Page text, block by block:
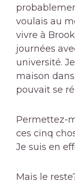
voulais au
vivre à
journées
université.
maison
pouvait se
Permettez-
ces cinq
Je suis en
Mais le